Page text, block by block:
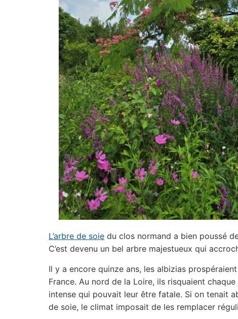
L’arbre de soie du clos normand a bien poussé
C’est devenu un bel arbre majestueux qui
Il y a encore quinze ans, les albizias
France. Au nord de la Loire, ils risquaient
intense qui pouvait leur être fatale. Si on tenait
de soie, le climat imposait de les remplacer